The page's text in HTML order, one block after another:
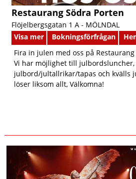
Restaurang Södra Porten
Flöjelbergsgatan 1 A - MÖLNDAL
Visa mer
Bokningsförfrågan
Fira in julen med oss på
Vi har möjlighet till julbordsluncher,
julbord/jultallrikar/tapas och kvälls
löser liksom allt, Välkomna!